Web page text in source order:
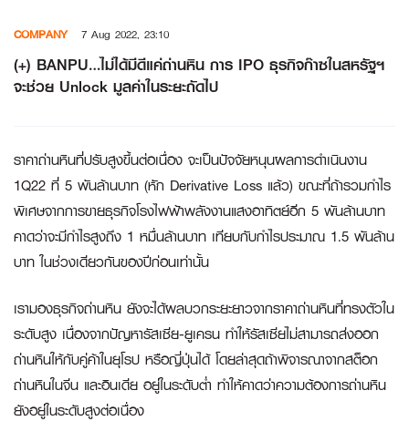
content
COMPANY 7 Aug 2022, 23:10
(+) BANPU…ไม่ได้มีดีแค่ถ่านหิน การ IPO ธุรกิจก๊าซในสหรัฐฯ
จะช่วย Unlock มูลค่าในระยะถัดไป
ราคาถ่านหินที่ปรับสูงขึ้นต่อเนื่อง จะเป็นปัจจัยหนุนผลการดำเนินงาน
1Q22 ที่ 5 พันล้านบาท (หัก Derivative Loss แล้ว) ขณะที่ถ้ารวมกำไร
พิเศษจากการขายธุรกิจโรงไฟฟ้าพลังงานแสงอาทิตย์อีก 5 พันล้านบาท
คาดว่าจะมีกำไรสูงถึง 1 หมื่นล้านบาท เทียบกับกำไรประมาณ 1.5 พันล้าน
บาท ในช่วงเดียวกันของปีก่อนเท่านั้น
เรามองธุรกิจถ่านหิน ยังจะได้ผลบวกระยะยาวจากราคาถ่านหินที่ทรงตัวใน
ระดับสูง เนื่องจากปัญหารัสเซีย-ยูเครน ทำให้รัสเซียไม่สามารถส่งออก
ถ่านหินให้กับคู่ค้าในยุโรป หรือญี่ปุ่นได้ โดยล่าสุดถ้าพิจารณาจากสต็อก
ถ่านหินในจีน และอินเดีย อยู่ในระดับต่ำ ทำให้คาดว่าความต้องการถ่านหิน
ยังอยู่ในระดับสูงต่อเนื่อง